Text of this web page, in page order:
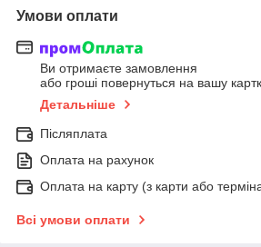
Умови оплати
Ви отримаєте замовлення
або гроші повернуться на вашу
Детальніше
Післяплата
Оплата на рахунок
Оплата на карту (з карти або
Всі умови оплати